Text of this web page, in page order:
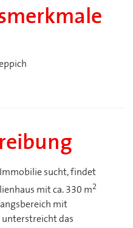
sucht, findet
mit ca. 330 m2
mit
das